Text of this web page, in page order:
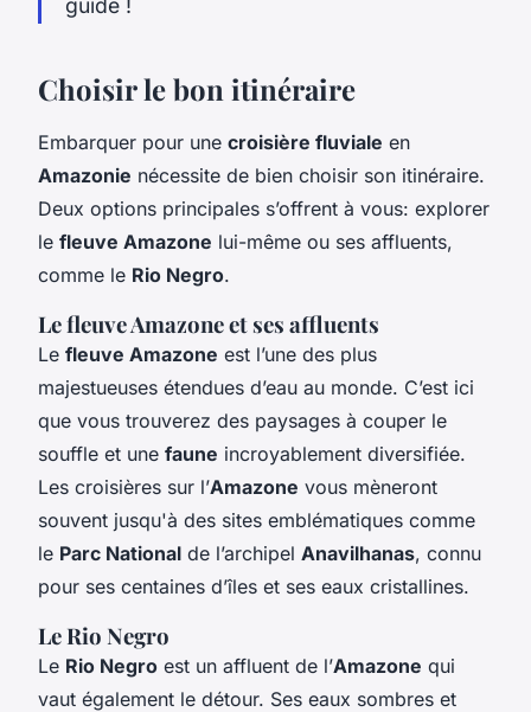
guide !
Choisir le bon itinéraire
Embarquer pour une croisière fluviale en
Amazonie nécessite de bien choisir son itinéraire.
Deux options principales s’offrent à vous: explorer
le fleuve Amazone lui-même ou ses affluents,
comme le Rio Negro.
Le fleuve Amazone et ses affluents
Le fleuve Amazone est l’une des plus
majestueuses étendues d’eau au monde. C’est ici
que vous trouverez des paysages à couper le
souffle et une faune incroyablement diversifiée.
Les croisières sur l’Amazone vous mèneront
souvent jusqu'à des sites emblématiques comme
le Parc National de l’archipel Anavilhanas, connu
pour ses centaines d’îles et ses eaux cristallines.
Le Rio Negro
Le Rio Negro est un affluent de l’Amazone qui
vaut également le détour. Ses eaux sombres et